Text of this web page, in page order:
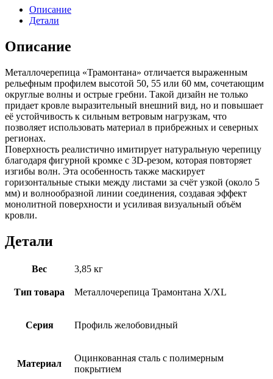
Описание
Детали
Описание
Металлочерепица «Трамонтана» отличается выраженным
рельефным профилем высотой 50, 55 или 60 мм, сочетающим
округлые волны и острые гребни. Такой дизайн не только
придает кровле выразительный внешний вид, но и повышает
её устойчивость к сильным ветровым нагрузкам, что
позволяет использовать материал в прибрежных и северных
регионах.
Поверхность реалистично имитирует натуральную черепицу
благодаря фигурной кромке с 3D-резом, которая повторяет
изгибы волн. Эта особенность также маскирует
горизонтальные стыки между листами за счёт узкой (около 5
мм) и волнообразной линии соединения, создавая эффект
монолитной поверхности и усиливая визуальный объём
кровли.
Детали
Вес 3,85 кг
Тип товара Металлочерепица Трамонтана X/XL
Серия Профиль желобовидный
Материал
Оцинкованная сталь с полимерным
покрытием